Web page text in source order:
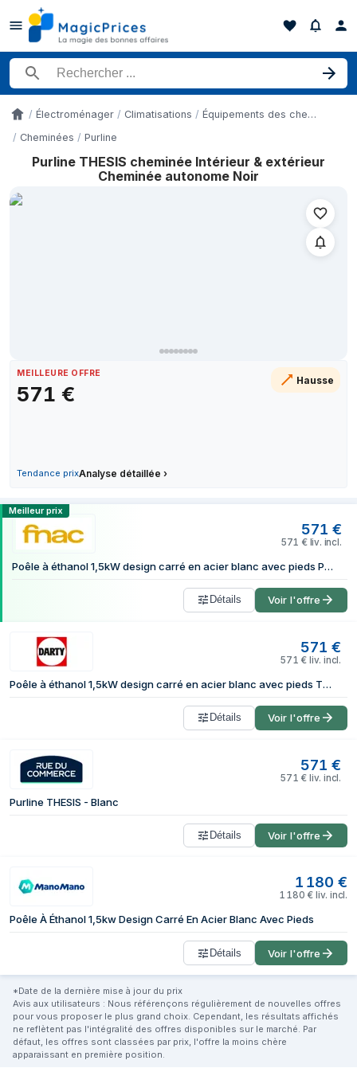
Rechercher un produit
AccueilÉlectroménager Climatisations
Équipements des cheminées
Cheminées
Purline
Purline THESIS cheminée Intérieur & extérieur
Cheminée autonome Noir
MEILLEURE OFFRE
571 €
Hausse
Tendance prixAnalyse détaillée ›
Historique des prix de Purline THESIS cheminée Intérieur &
Date
9 mai 2026
27 juin 2026
30 juin 2026
2 août 2026
Comparer les prix de Purline THESIS
Meilleur prix
571 €
571 € liv. incl.
Poêle à éthanol 1,5kW design carré en acier blanc avec pieds PURLINE THESIS 46x58x30 cm
Détails Voir l'offre
571 €
571 € liv. incl.
Poêle à éthanol 1,5kW design carré en acier blanc avec pieds THESIS 46x58x30 cm
Détails Voir l'offre
571 €
571 € liv. incl.
Purline THESIS - Blanc
Détails Voir l'offre
1 180 €
1 180 € liv. incl.
Poêle À Éthanol 1,5kw Design Carré En Acier Blanc Avec Pieds
Détails Voir l'offre
*Date de la dernière mise à jour du prix
Avis aux utilisateurs : Nous référençons régulièrement de nouvelles offres
pour vous proposer le plus grand choix. Cependant, les résultats affichés
ne reflètent pas l'intégralité des offres disponibles sur le marché. Par
défaut, les offres sont classées par prix, l'offre la moins chère
apparaissant en première position.